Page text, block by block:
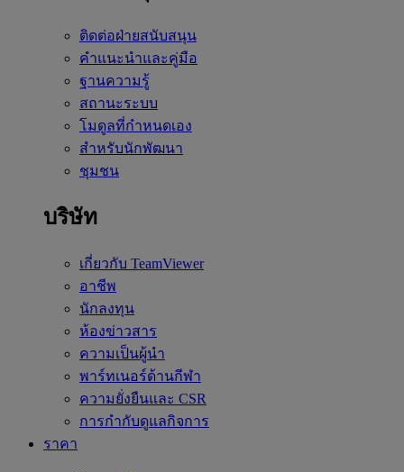
ติดต่อฝ่ายสนับสนุน
คำแนะนำและคู่มือ
ฐานความรู้
สถานะระบบ
โมดูลที่กำหนดเอง
สำหรับนักพัฒนา
ชุมชน
บริษัท
เกี่ยวกับ TeamViewer
อาชีพ
นักลงทุน
ห้องข่าวสาร
ความเป็นผู้นำ
พาร์ทเนอร์ด้านกีฬา
ความยั่งยืนและ CSR
การกำกับดูแลกิจการ
ราคา